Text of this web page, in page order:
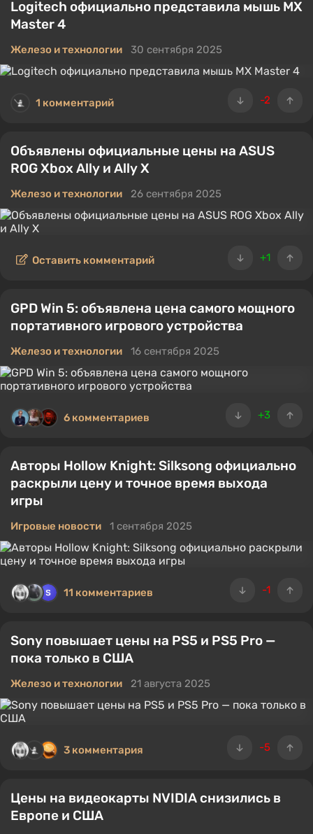
Logitech официально представила мышь MX
Master 4
Железо и технологии 30 сентября 2025
-2
1 комментарий
Объявлены официальные цены на ASUS
ROG Xbox Ally и Ally X
Железо и технологии 26 сентября 2025
+1
Оставить комментарий
GPD Win 5: объявлена цена самого мощного
портативного игрового устройства
Железо и технологии 16 сентября 2025
+3
6 комментариев
Авторы Hollow Knight: Silksong официально
раскрыли цену и точное время выхода
игры
Игровые новости 1 сентября 2025
-1
11 комментариев
Sony повышает цены на PS5 и PS5 Pro —
пока только в США
Железо и технологии 21 августа 2025
-5
3 комментария
Цены на видеокарты NVIDIA снизились в
Европе и США